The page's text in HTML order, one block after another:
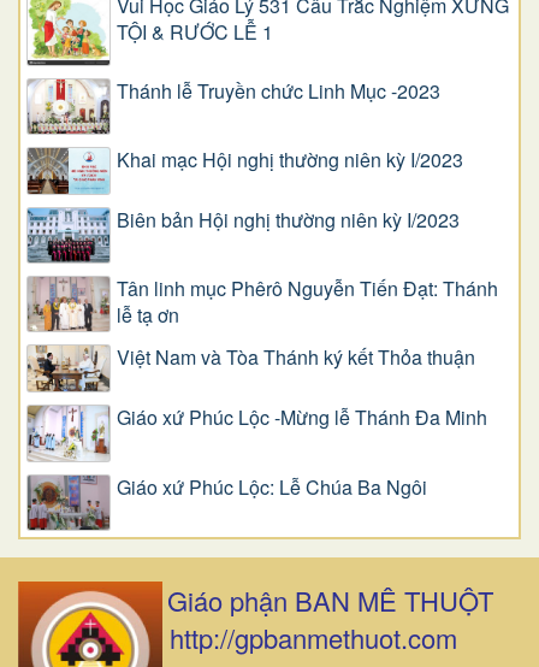
TỘI & RƯỚC LỄ 1
Thánh lễ Truyền chức Linh Mục -2023
Khai mạc Hội nghị thường niên kỳ I/2023
Biên bản Hội nghị thường niên kỳ I/2023
Tân linh mục Phêrô Nguyễn Tiến Đạt: Thánh
lễ tạ ơn
Việt Nam và Tòa Thánh ký kết Thỏa thuận
Giáo xứ Phúc Lộc -Mừng lễ Thánh Đa Minh
Giáo xứ Phúc Lộc: Lễ Chúa Ba Ngôi
Giáo phận BAN MÊ THUỘT
http://gpbanmethuot.com